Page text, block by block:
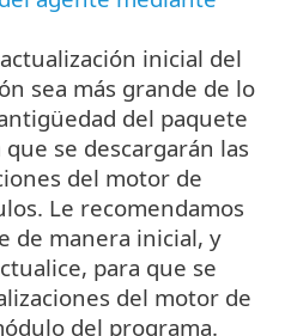
inicial del
sea más grande de lo
del paquete
se descargarán las
del motor de
Le recomendamos
de manera inicial, y
para que se
del motor de
del programa.